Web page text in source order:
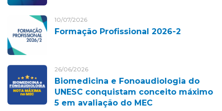
10/07/2026
Formação Profissional 2026-2
26/06/2026
Biomedicina e Fonoaudiologia do
UNESC conquistam conceito máximo
5 em avaliação do MEC